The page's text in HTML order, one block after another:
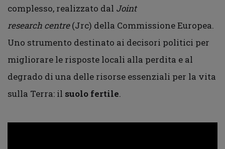
complesso, realizzato dal Joint
research centre(Jrc) della Commissione Europea.
Uno strumento destinato ai decisori politici per
migliorare le risposte locali alla perdita e al
degrado di una delle risorse essenziali per la vita
sulla Terra: il suolo fertile.